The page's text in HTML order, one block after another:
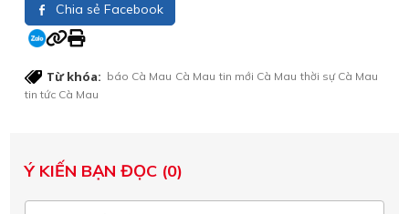
Chia sẻ Facebook
Từ khóa: báo Cà Mau Cà Mau tin mới Cà Mau thời sự Cà Mau
tin tức Cà Mau
Ý KIẾN BẠN ĐỌC (0)